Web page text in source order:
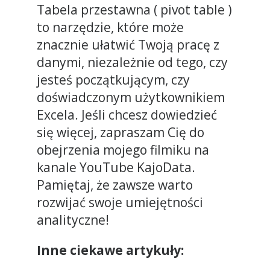
Tabela przestawna ( pivot table )
to narzędzie, które może
znacznie ułatwić Twoją pracę z
danymi, niezależnie od tego, czy
jesteś początkującym, czy
doświadczonym użytkownikiem
Excela. Jeśli chcesz dowiedzieć
się więcej, zapraszam Cię do
obejrzenia mojego filmiku na
kanale YouTube KajoData.
Pamiętaj, że zawsze warto
rozwijać swoje umiejętności
analityczne!
Inne ciekawe artykuły: